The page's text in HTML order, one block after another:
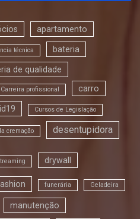
apartamento
técnica bateria
de qualidade
Carreira profissional carro
Cursos de Legislação
cremação desentupidora
drywall
funerária Geladeira
manutenção